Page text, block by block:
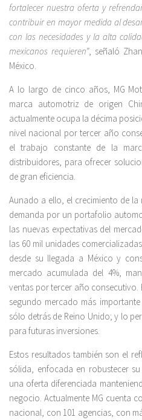
fortalecer nuestra oferta y
contribuir en mayor medida al
con las necesidades y la alta
mexicanos requieren”, señaló
México.
A lo largo de cinco años, MG
marca automotriz de origen
actualmente ocupa la décima
nivel nacional por tercer año
el trabajo constante de la
distribuidores, para ofrecer
de gran eficiencia.
Aunado a ello, el crecimiento de
demanda por un portafolio
las nuevas expectativas del
las 60 mil unidades
desde su llegada a México y
mercado acumulada del 4%,
ventas por tercer año consecutivo.
segundo mercado más
sólo detrás de Reino Unido; y lo
para futuras inversiones.
Estos resultados también son el
sólida, enfocada en robustecer
una oferta diferenciada
negocio. Actualmente MG cuenta
nacional, con 101 agencias, con